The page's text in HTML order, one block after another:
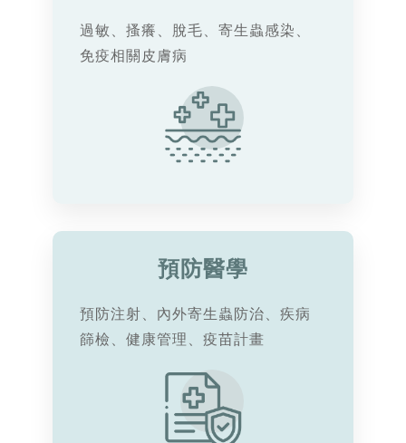
過敏、搔癢、脫毛、寄生蟲感染、
免疫相關皮膚病
預防醫學
預防注射、內外寄生蟲防治、疾病
篩檢、健康管理、疫苗計畫